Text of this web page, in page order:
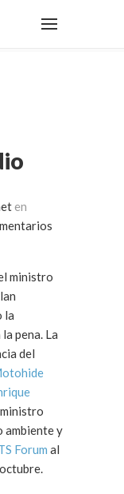
en
ministro
la
La
del
ambiente y
Forum al